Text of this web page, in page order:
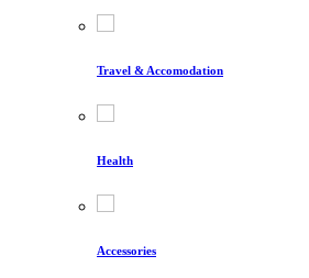
Travel & Accomodation
Health
Accessories